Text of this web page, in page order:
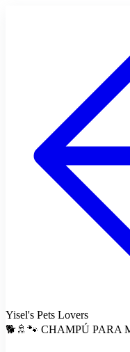
Yisel's Pets Lovers
🐕🚿🐾 CHAMPÚ PARA